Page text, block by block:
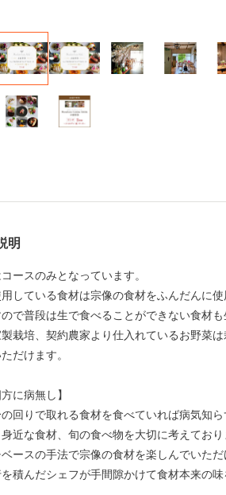
明
ースのみとなっています。
している食材は宗像の食材をふんだんに
で普段は生で食べることができない食材も
製栽培、契約農家より仕入れているお野菜
だけます。
方に病無し】
の回りで取れる食材を食べていれば病気知
近な食材、旬の食べ物を大切に考えており
ースの手法で宗像の食材を楽しんでいた
積んだシェフが手間隙かけて食材本来の